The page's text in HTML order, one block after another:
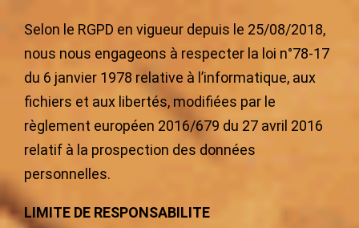
Selon le RGPD en vigueur depuis le 25/08/2018,
nous nous engageons à respecter la loi n°78-17
du 6 janvier 1978 relative à l’informatique, aux
fichiers et aux libertés, modifiées par le
règlement européen 2016/679 du 27 avril 2016
relatif à la prospection des données
personnelles.
LIMITE DE RESPONSABILITE